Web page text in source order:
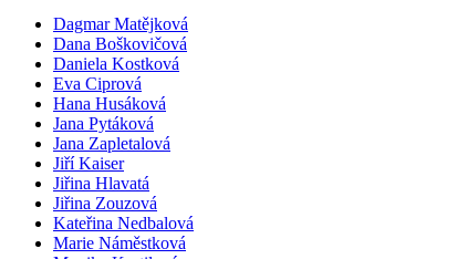
Dagmar Matějková
Dana Boškovičová
Daniela Kostková
Eva Ciprová
Hana Husáková
Jana Pytáková
Jana Zapletalová
Jiří Kaiser
Jiřina Hlavatá
Jiřina Zouzová
Kateřina Nedbalová
Marie Náměstková